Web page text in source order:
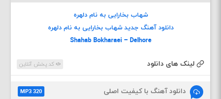
شهاب بخارایی به نام دلهره
دانلود آهنگ جدید شهاب بخارایی به نام دلهره
Shahab Bokharaei – Delhore
لینک های دانلود کد پخش آنلاین
دانلود آهنگ با کیفیت اصلی MP3 320